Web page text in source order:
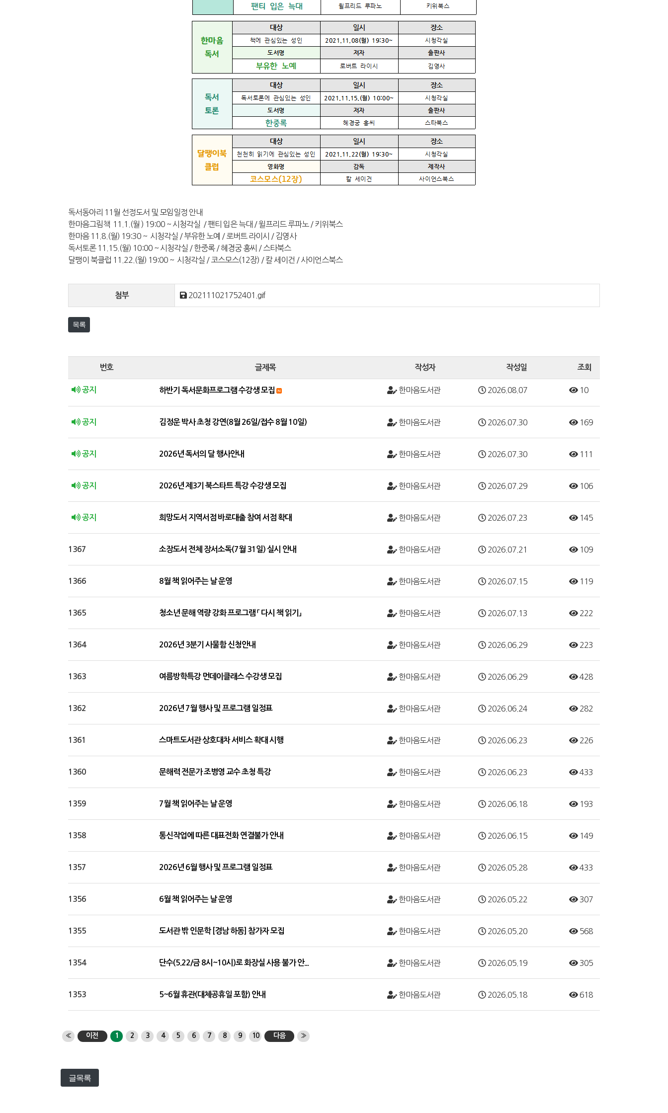
독서동아리 11월 선정도서 및 모임일정 안내
한마음그림책 11.1.(월 ) 19:00 ~ 시청각실 / 팬티 입은 늑대 / 윌프리드 루파노 / 키위북스
한마음 11.8.(월) 19:30 ~ 시청각실 / 부유한 노예 / 로버트 라이시 / 김영사
독서토론 11.15.(월) 10:00 ~ 시청각실 / 한중록 / 혜경궁 홍씨 / 스타북스
달팽이 북클럽 11.22.(월) 19:00 ~ 시청각실 / 코스모스(12장) / 칼 세이건 / 사이언스북스
첨부 202111021752401.gif
목록
번호 글제목 작성자 작성일 조회
공지 하반기 독서문화프로그램 수강생 모집 한마음도서관 2026.08.07 10
공지 김정운 박사 초청 강연(8월 26일/접수 8월 10일) 한마음도서관 2026.07.30 169
공지 2026년 독서의 달 행사안내 한마음도서관 2026.07.30 111
공지 2026년 제3기 북스타트 특강 수강생 모집 한마음도서관 2026.07.29 106
공지 희망도서 지역서점 바로대출 참여 서점 확대 한마음도서관 2026.07.23 145
1367 소장도서 전체 장서소독(7월 31일) 실시 안내 한마음도서관 2026.07.21 109
1366 8월 책 읽어주는 날 운영 한마음도서관 2026.07.15 119
1365 청소년 문해 역량 강화 프로그램 「 다시 책 읽기」 한마음도서관 2026.07.13 222
1364 2026년 3분기 사물함 신청안내 한마음도서관 2026.06.29 223
1363 여름방학특강 먼데이클래스 수강생 모집 한마음도서관 2026.06.29 428
1362 2026년 7월 행사 및 프로그램 일정표 한마음도서관 2026.06.24 282
1361 스마트도서관 상호대차 서비스 확대 시행 한마음도서관 2026.06.23 226
1360 문해력 전문가 조병영 교수 초청 특강 한마음도서관 2026.06.23 433
1359 7월 책 읽어주는 날 운영 한마음도서관 2026.06.18 193
1358 통신작업에 따른 대표전화 연결불가 안내 한마음도서관 2026.06.15 149
1357 2026년 6월 행사 및 프로그램 일정표 한마음도서관 2026.05.28 433
1356 6월 책 읽어주는 날 운영 한마음도서관 2026.05.22 307
1355 도서관 밖 인문학 [경남 하동] 참가자 모집 한마음도서관 2026.05.20 568
1354 단수(5.22/금 8시~10시)로 화장실 사용 불가 안... 한마음도서관 2026.05.19 305
1353 5~6월 휴관(대체공휴일 포함) 안내 한마음도서관 2026.05.18 618
« 이전 1 2 3 4 5 6 7 8 9 10 다음 »
글목록